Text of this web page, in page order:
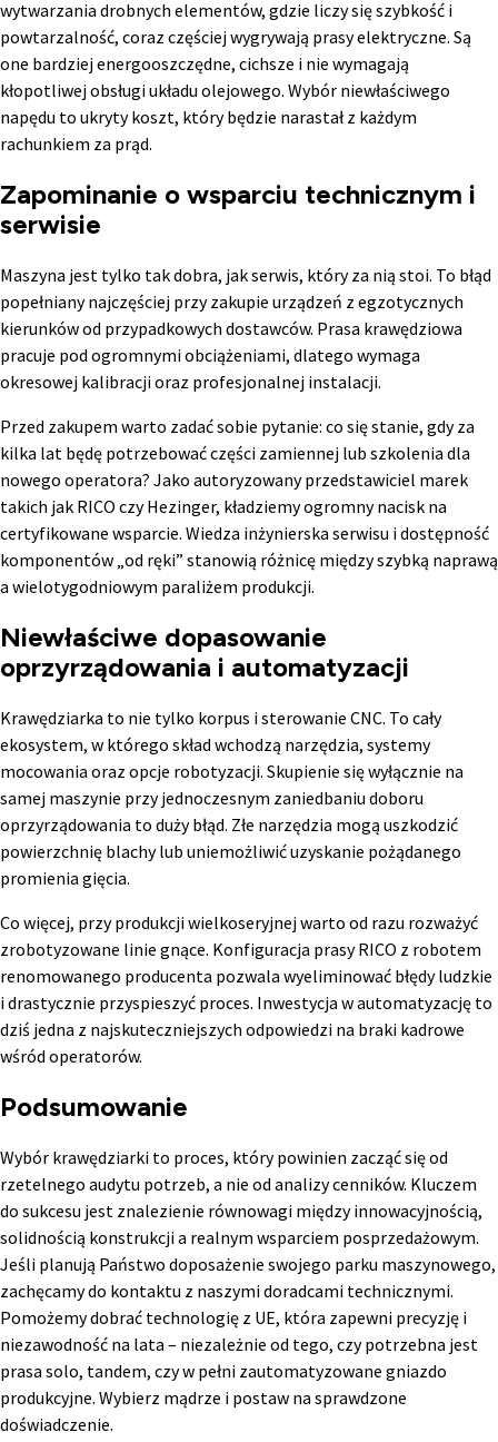
wytwarzania drobnych elementów, gdzie liczy się szybkość i
powtarzalność, coraz częściej wygrywają prasy elektryczne. Są
one bardziej energooszczędne, cichsze i nie wymagają
kłopotliwej obsługi układu olejowego. Wybór niewłaściwego
napędu to ukryty koszt, który będzie narastał z każdym
rachunkiem za prąd.
Zapominanie o wsparciu technicznym i
serwisie
Maszyna jest tylko tak dobra, jak serwis, który za nią stoi. To błąd
popełniany najczęściej przy zakupie urządzeń z egzotycznych
kierunków od przypadkowych dostawców. Prasa krawędziowa
pracuje pod ogromnymi obciążeniami, dlatego wymaga
okresowej kalibracji oraz profesjonalnej instalacji.
Przed zakupem warto zadać sobie pytanie: co się stanie, gdy za
kilka lat będę potrzebować części zamiennej lub szkolenia dla
nowego operatora? Jako autoryzowany przedstawiciel marek
takich jak RICO czy Hezinger, kładziemy ogromny nacisk na
certyfikowane wsparcie. Wiedza inżynierska serwisu i dostępność
komponentów „od ręki” stanowią różnicę między szybką naprawą
a wielotygodniowym paraliżem produkcji.
Niewłaściwe dopasowanie
oprzyrządowania i automatyzacji
Krawędziarka to nie tylko korpus i sterowanie CNC. To cały
ekosystem, w którego skład wchodzą narzędzia, systemy
mocowania oraz opcje robotyzacji. Skupienie się wyłącznie na
samej maszynie przy jednoczesnym zaniedbaniu doboru
oprzyrządowania to duży błąd. Złe narzędzia mogą uszkodzić
powierzchnię blachy lub uniemożliwić uzyskanie pożądanego
promienia gięcia.
Co więcej, przy produkcji wielkoseryjnej warto od razu rozważyć
zrobotyzowane linie gnące. Konfiguracja prasy RICO z robotem
renomowanego producenta pozwala wyeliminować błędy ludzkie
i drastycznie przyspieszyć proces. Inwestycja w automatyzację to
dziś jedna z najskuteczniejszych odpowiedzi na braki kadrowe
wśród operatorów.
Podsumowanie
Wybór krawędziarki to proces, który powinien zacząć się od
rzetelnego audytu potrzeb, a nie od analizy cenników. Kluczem
do sukcesu jest znalezienie równowagi między innowacyjnością,
solidnością konstrukcji a realnym wsparciem posprzedażowym.
Jeśli planują Państwo doposażenie swojego parku maszynowego,
zachęcamy do kontaktu z naszymi doradcami technicznymi.
Pomożemy dobrać technologię z UE, która zapewni precyzję i
niezawodność na lata – niezależnie od tego, czy potrzebna jest
prasa solo, tandem, czy w pełni zautomatyzowane gniazdo
produkcyjne. Wybierz mądrze i postaw na sprawdzone
doświadczenie.